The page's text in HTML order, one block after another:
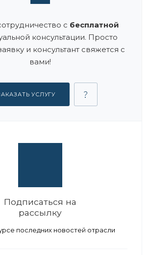
с бесплатной
консультации. Просто
и консультант свяжется с
вами!
УСЛУГУ
Подписаться на
рассылку
последних новостей отрасли